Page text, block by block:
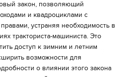
закон, позволяющий
и квадроциклами с
устраняя необходимость в
тракториста-машиниста. Это
доступ к зимним и летним
возможности для
о влиянии этого закона